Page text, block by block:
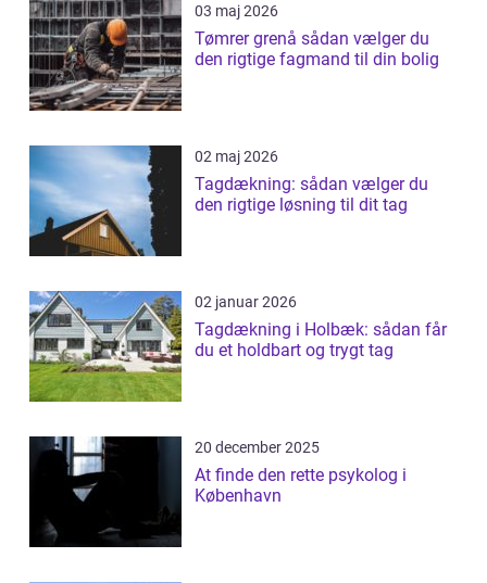
03 maj 2026
Tømrer grenå sådan vælger du
den rigtige fagmand til din bolig
02 maj 2026
Tagdækning: sådan vælger du
den rigtige løsning til dit tag
02 januar 2026
Tagdækning i Holbæk: sådan får
du et holdbart og trygt tag
20 december 2025
At finde den rette psykolog i
København